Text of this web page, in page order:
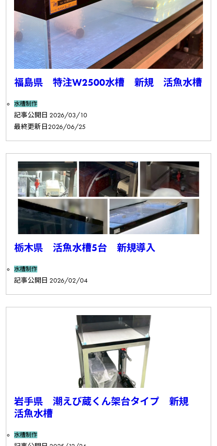
福島県 特注W2500水槽 新規 活魚水槽
水槽制作
記事公開日 2026/03/10
最終更新日 2026/06/25
栃木県 活魚水槽5台 新規導入
水槽制作
記事公開日 2026/02/04
岩手県 潮えび蔵くん架台タイプ 新規
活魚水槽
水槽制作